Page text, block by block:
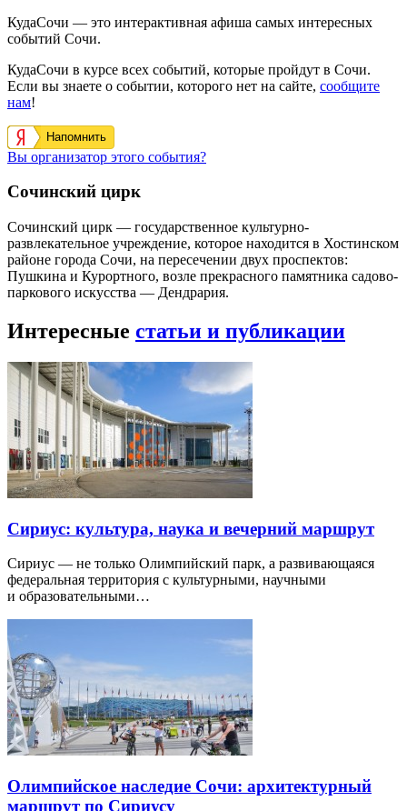
КудаСочи — это интерактивная афиша самых интересных
событий Сочи.
КудаСочи в курсе всех событий, которые пройдут в Сочи.
Если вы знаете о событии, которого нет на сайте, сообщите
нам!
Напомнить
Вы организатор этого события?
Сочинский цирк
Сочинский цирк — государственное культурно-
развлекательное учреждение, которое находится в Хостинском
районе города Сочи, на пересечении двух проспектов:
Пушкина и Курортного, возле прекрасного памятника садово-
паркового искусства — Дендрария.
Интересные статьи и публикации
Сириус: культура, наука и вечерний маршрут
Сириус — не только Олимпийский парк, а развивающаяся
федеральная территория с культурными, научными
и образовательными…
Олимпийское наследие Сочи: архитектурный
маршрут по Сириусу